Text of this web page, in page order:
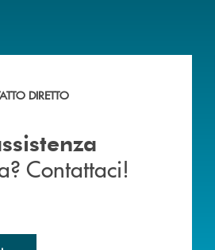
immediata? Contattaci!
DIRETTO
Contattaci!